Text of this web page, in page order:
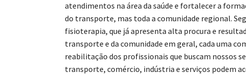
atendimentos na área da saúde e fortalecer a
do transporte, mas toda a comunidade regional.
fisioterapia, que já apresenta alta procura e
transporte e da comunidade em geral, cada uma
reabilitação dos profissionais que buscam nossos
transporte, comércio, indústria e serviços podem